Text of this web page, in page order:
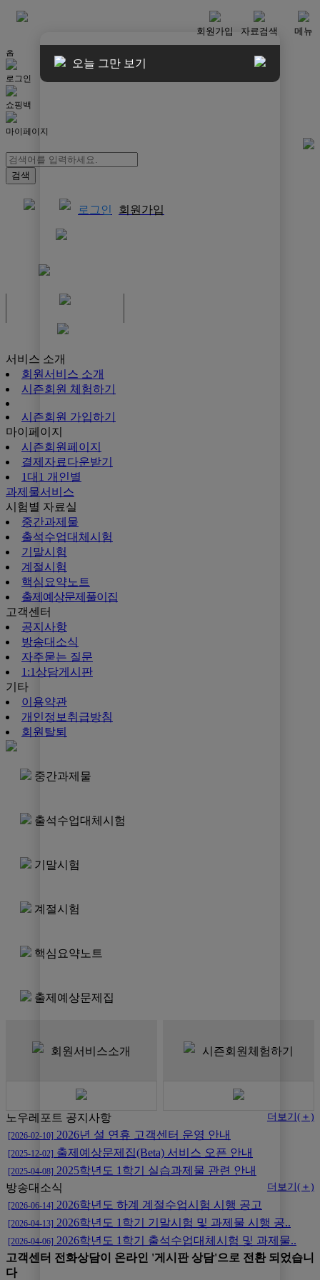
오늘 그만 보기
회원가입 자료검색 메뉴
홈
로그인
쇼핑백
마이페이지
로그인 회원가입
서비스 소개
회원서비스 소개
시즌회원 체험하기
시즌회원 가입하기
마이페이지
시즌회원페이지
결제자료다운받기
1대1 개인별
과제물서비스
시험별 자료실
중간과제물
출석수업대체시험
기말시험
계절시험
핵심요약노트
출제예상문제풀이집
고객센터
공지사항
방송대소식
자주묻는 질문
1:1상담게시판
기타
이용약관
개인정보취급방침
회원탈퇴
중간과제물
출석수업대체시험
기말시험
계절시험
핵심요약노트
출제예상문제집
회원서비스소개 시즌회원체험하기
노우레포트 공지사항 더보기(＋)
[2026-02-10] 2026년 설 연휴 고객센터 운영 안내
[2025-12-02] 출제예상문제집(Beta) 서비스 오픈 안내
[2025-04-08] 2025학년도 1학기 실습과제물 관련 안내
방송대소식
더보기(＋)
[2026-06-14] 2026학년도 하계 계절수업시험 시행 공고
[2026-04-13] 2026학년도 1학기 기말시험 및 과제물 시행 공..
[2026-04-06] 2026학년도 1학기 출석수업대체시험 및 과제물..
고객센터 전화상담이 온라인 '게시판 상담'으로 전환 되었습니
다